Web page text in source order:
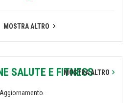
MOSTRA ALTRO
SALUTE E FITNESS
MOSTRA ALTRO
Aggiornamento...